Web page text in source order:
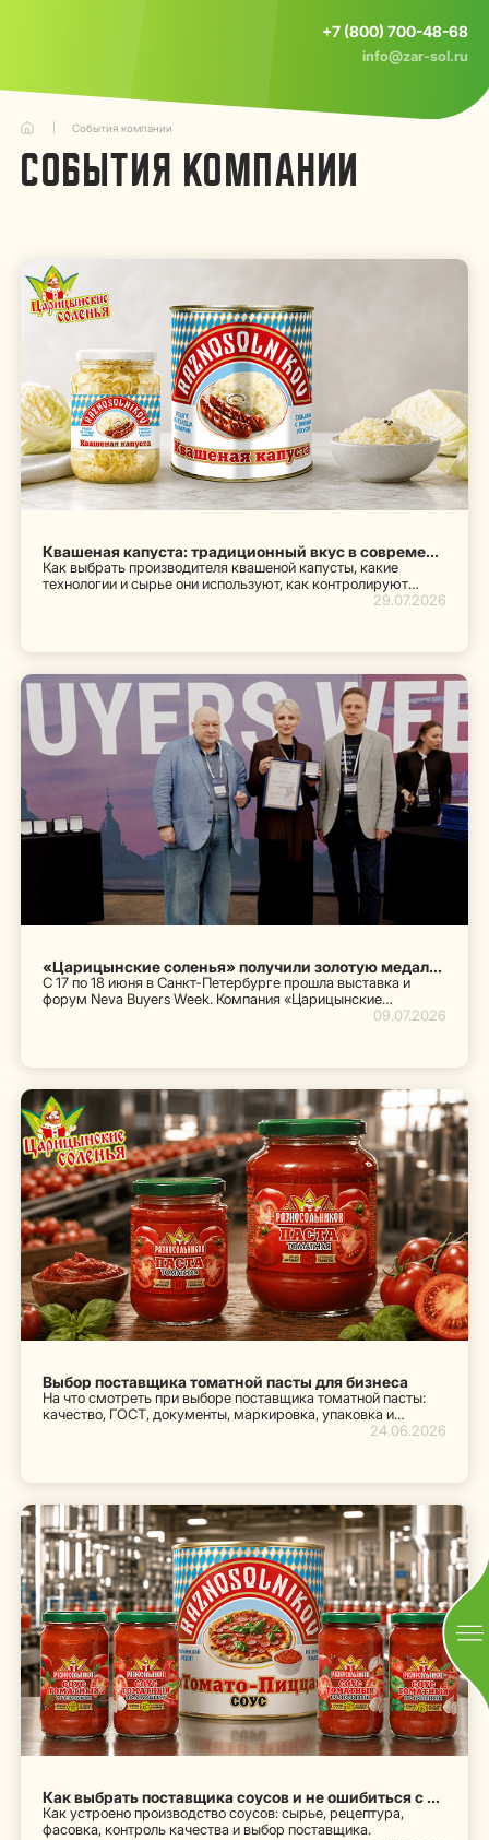
+7 (800) 700-48-68
info@zar-sol.ru
События компании
СОБЫТИЯ КОМПАНИИ
Квашеная капуста: традиционный вкус в современном формате
Как выбрать производителя квашеной капусты, какие
технологии и сырье они используют, как контролируют
качество и что необходимо проверить, чтобы выбрать29.07.2026
«Царицынские соленья» получили золотую медаль «Наша Марка» и изучили тренды ритейла на Neva Buyers Week 2026
С 17 по 18 июня в Санкт-Петербурге прошла выставка и
форум Neva Buyers Week. Компания «Царицынские
соленья» приняла активное участие в мероприятиях09.07.2026
Выбор поставщика томатной пасты для бизнеса
На что смотреть при выборе поставщика томатной пасты:
качество, ГОСТ, документы, маркировка, упаковка и
24.06.2026
Как выбрать поставщика соусов и не ошибиться с качеством
Как устроено производство соусов: сырье, рецептура,
фасовка, контроль качества и выбор поставщика.